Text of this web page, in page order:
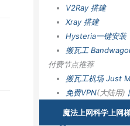
V2Ray 搭建
Xray 搭建
Hysteria一键安装
搬瓦工
付费节点推荐
搬瓦工机场 Just
免费VPN(大陆用)
魔法上网科学上网